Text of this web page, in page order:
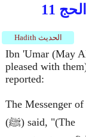
Hadith الحديث
Ibn 'Umar (May
pleased with
reported:
The Messenger
(ﷺ) said, "(The